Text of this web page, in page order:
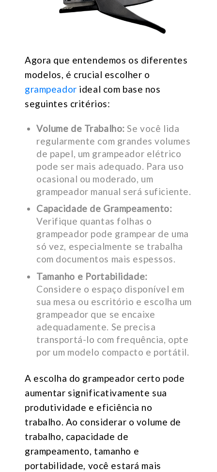
Agora que entendemos os diferentes
modelos, é crucial escolher o
grampeador ideal com base nos
seguintes critérios:
Volume de Trabalho: Se você lida
regularmente com grandes volumes
de papel, um grampeador elétrico
pode ser mais adequado. Para uso
ocasional ou moderado, um
grampeador manual será suficiente.
Capacidade de Grampeamento:
Verifique quantas folhas o
grampeador pode grampear de uma
só vez, especialmente se trabalha
com documentos mais espessos.
Tamanho e Portabilidade:
Considere o espaço disponível em
sua mesa ou escritório e escolha um
grampeador que se encaixe
adequadamente. Se precisa
transportá-lo com frequência, opte
por um modelo compacto e portátil.
A escolha do grampeador certo pode
aumentar significativamente sua
produtividade e eficiência no
trabalho. Ao considerar o volume de
trabalho, capacidade de
grampeamento, tamanho e
portabilidade, você estará mais